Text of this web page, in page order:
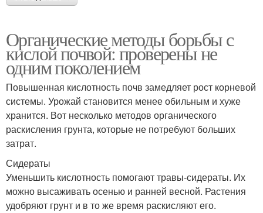
Органические методы борьбы с
кислой почвой: проверены не
одним поколением
Повышенная кислотность почв замедляет рост корневой
системы. Урожай становится менее обильным и хуже
хранится. Вот несколько методов органического
раскисления грунта, которые не потребуют больших
затрат.
Сидераты
Уменьшить кислотность помогают травы-сидераты. Их
можно высаживать осенью и ранней весной. Растения
удобряют грунт и в то же время раскисляют его.